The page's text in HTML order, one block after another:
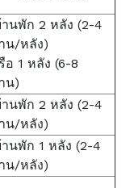
นพัก 2 หลัง (2-4
น/หลัง)
อ 1 หลัง (6-8
น)
นพัก 2 หลัง (2-4
น/หลัง)
นพัก 1 หลัง (2-4
น/หลัง)